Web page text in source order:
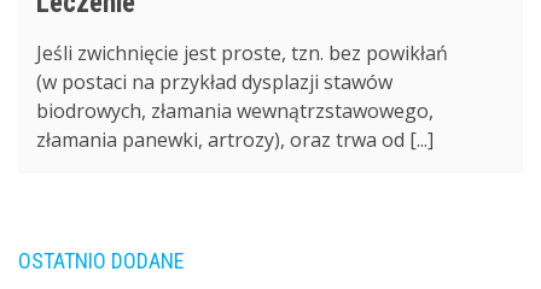
Jeśli zwichnięcie jest proste, tzn. bez powikłań
(w postaci na przykład dysplazji stawów
biodrowych, złamania wewnątrzstawowego,
złamania panewki, artrozy), oraz trwa od [...]
OSTATNIO DODANE